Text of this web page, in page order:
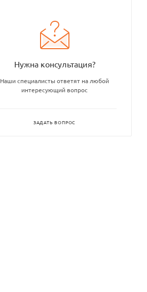
Нужна консультация?
Наши специалисты ответят на любой
интересующий вопрос
ЗАДАТЬ ВОПРОС